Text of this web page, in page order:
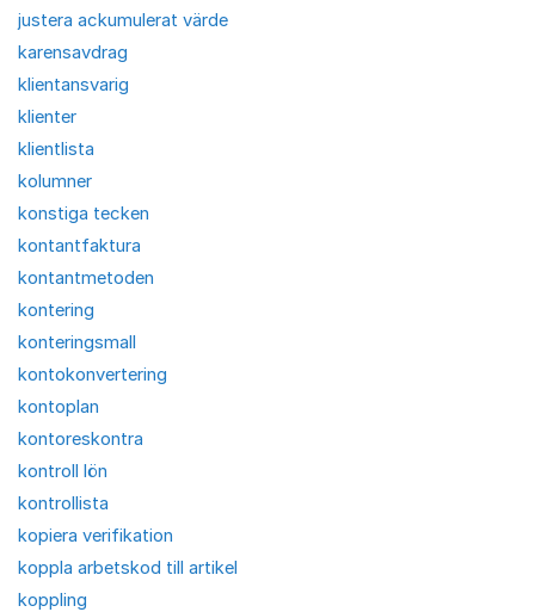
justera ackumulerat värde
karensavdrag
klientansvarig
klienter
klientlista
kolumner
konstiga tecken
kontantfaktura
kontantmetoden
kontering
konteringsmall
kontokonvertering
kontoplan
kontoreskontra
kontroll lön
kontrollista
kopiera verifikation
koppla arbetskod till artikel
koppling